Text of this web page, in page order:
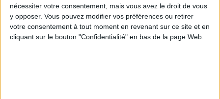
nécessiter votre consentement, mais vous avez le droit de vous
y opposer. Vous pouvez modifier vos préférences ou retirer
votre consentement à tout moment en revenant sur ce site et en
cliquant sur le bouton "Confidentialité" en bas de la page Web.
Chaque semaine, posez vos questions en live
en participant à des vidéo-conférences avec
Jean-Michel et les diététiciennes du
programme.